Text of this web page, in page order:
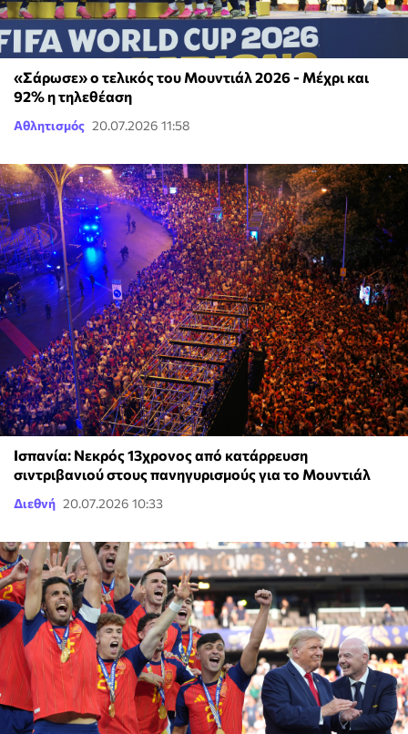
«Σάρωσε» ο τελικός του Μουντιάλ 2026 - Μέχρι και
92% η τηλεθέαση
Αθλητισμός 20.07.2026 11:58
Ισπανία: Νεκρός 13χρονος από κατάρρευση
σιντριβανιού στους πανηγυρισμούς για το Μουντιάλ
Διεθνή 20.07.2026 10:33